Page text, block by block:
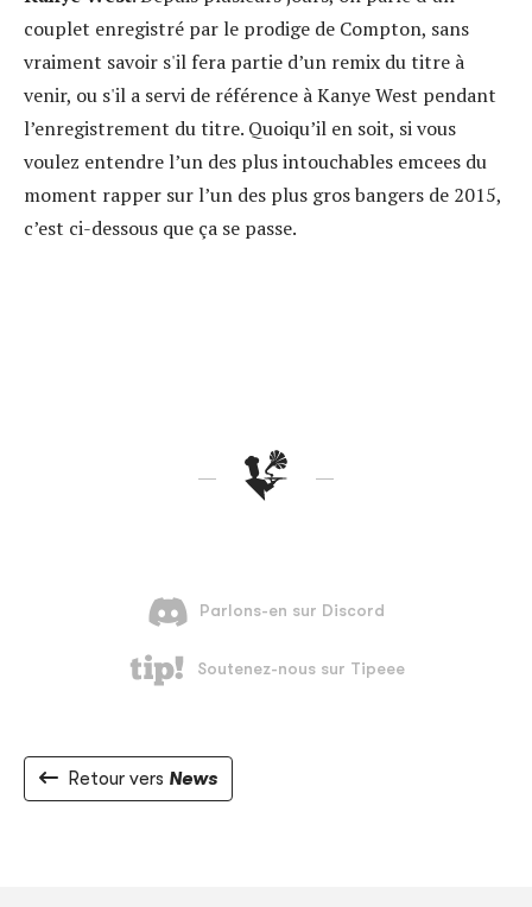
couplet enregistré par le prodige de Compton, sans
vraiment savoir s'il fera partie d’un remix du titre à
venir, ou s'il a servi de référence à Kanye West pendant
l’enregistrement du titre. Quoiqu’il en soit, si vous
voulez entendre l’un des plus intouchables emcees du
moment rapper sur l’un des plus gros bangers de 2015,
c’est ci-dessous que ça se passe.
Retour vers News